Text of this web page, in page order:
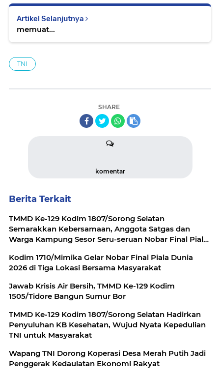
Artikel Selanjutnya
memuat...
TNI
SHARE
komentar
Berita Terkait
TMMD Ke-129 Kodim 1807/Sorong Selatan
Semarakkan Kebersamaan, Anggota Satgas dan
Warga Kampung Sesor Seru-seruan Nobar Final Piala
Kodim 1710/Mimika Gelar Nobar Final Piala Dunia
2026 di Tiga Lokasi Bersama Masyarakat
Jawab Krisis Air Bersih, TMMD Ke-129 Kodim
1505/Tidore Bangun Sumur Bor
TMMD Ke-129 Kodim 1807/Sorong Selatan Hadirkan
Penyuluhan KB Kesehatan, Wujud Nyata Kepedulian
TNI untuk Masyarakat
Wapang TNI Dorong Koperasi Desa Merah Putih Jadi
Penggerak Kedaulatan Ekonomi Rakyat